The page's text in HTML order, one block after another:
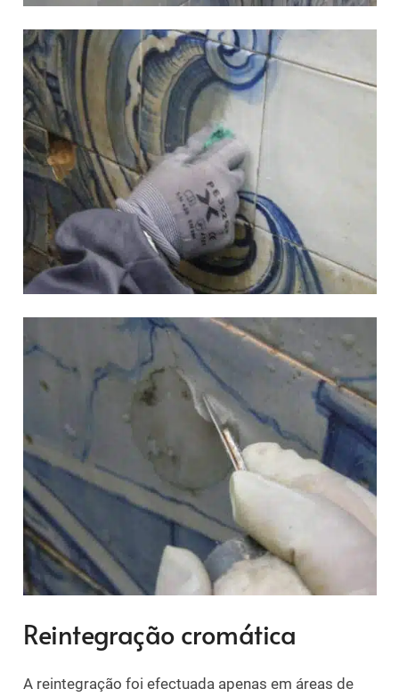
Reintegração cromática
A reintegração foi efectuada apenas em áreas de